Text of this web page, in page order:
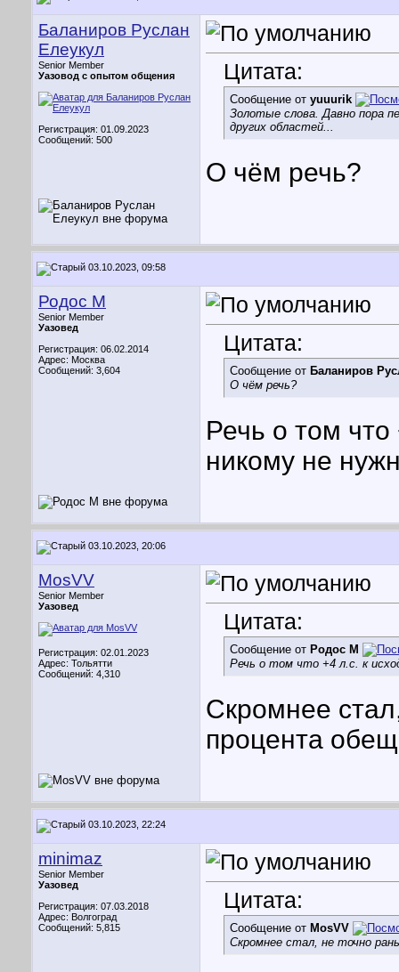
Баланиров Руслан
Елеукул
Senior Member
Уазовод с опытом общения
Регистрация: 01.09.2023
Сообщений: 500
Цитата:
Сообщение от yuuurik
Золотые слова. Давно пора
других областей...
О чём речь?
03.10.2023, 09:58
Родос М
Senior Member
Уазовед
Регистрация: 06.02.2014
Адрес: Москва
Сообщений: 3,604
Цитата:
Сообщение от Баланиров
О чём речь?
Речь о том
никому не
03.10.2023, 20:06
MosVV
Senior Member
Уазовед
Регистрация: 02.01.2023
Адрес: Тольятти
Сообщений: 4,310
Цитата:
Сообщение от Родос М
Речь о том что +4 л.с. к
Скромнее
процента
03.10.2023, 22:24
minimaz
Senior Member
Уазовед
Регистрация: 07.03.2018
Адрес: Волгоград
Сообщений: 5,815
Цитата:
Сообщение от MosVV
Скромнее стал, не точно